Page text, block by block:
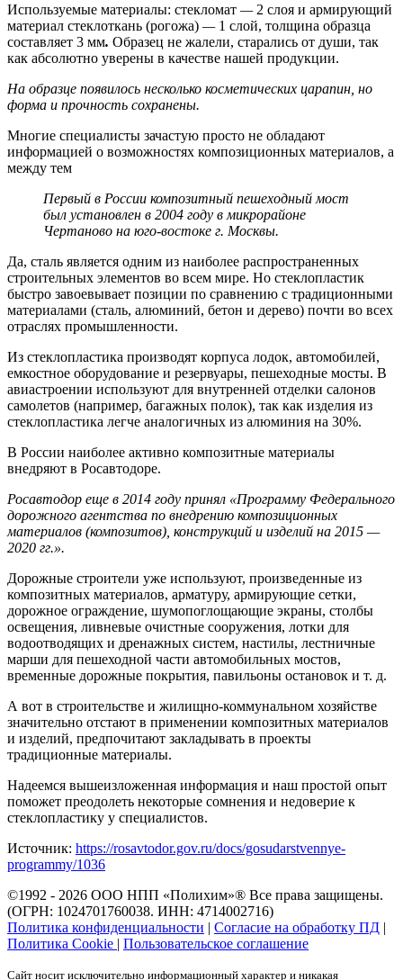
Используемые материалы: стекломат —2 слоя и армирующий
материал стеклоткань (рогожа) —1 слой, толщина образца
составляет 3 мм. Образец не жалели, старались от души, так
как абсолютно уверены в качестве нашей продукции.
На образце появилось несколько косметических царапин, но
форма и прочность сохранены.
Многие специалисты зачастую просто не обладают
информацией о возможностях композиционных материалов, а
между тем
Первый в России композитный пешеходный мост
был установлен в 2004 году в микрорайоне
Чертаново на юго-востоке г. Москвы.
Да, сталь является одним из наиболее распространенных
строительных элементов во всем мире. Но стеклопластик
быстро завоевывает позиции по сравнению с традиционными
материалами (сталь, алюминий, бетон и дерево) почти во всех
отраслях промышленности.
Из стеклопластика производят корпуса лодок, автомобилей,
емкостное оборудование и резервуары, пешеходные мосты. В
авиастроении используют для внутренней отделки салонов
самолетов (например, багажных полок), так как изделия из
стеклопластика легче аналогичных из алюминия на 30%.
В России наиболее активно композитные материалы
внедряют в Росавтодоре.
Росавтодор еще в 2014 году принял «Программу Федерального
дорожного агентства по внедрению композиционных
материалов (композитов), конструкций и изделий на 2015 —
2020 гг.».
Дорожные строители уже используют, произведенные из
композитных материалов, арматуру, армирующие сетки,
дорожное ограждение, шумопоглощающие экраны, столбы
освещения, ливневые очистные сооружения, лотки для
водоотводящих и дренажных систем, настилы, лестничные
марши для пешеходной части автомобильных мостов,
временные дорожные покрытия, павильоны остановок и т. д.
А вот в строительстве и жилищно-коммунальном хозяйстве
значительно отстают в применении композитных материалов
и изделий, предпочитают закладывать в проекты
традиционные материалы.
Надеемся вышеизложенная информация и наш простой опыт
поможет преодолеть некоторые сомнения и недоверие к
стеклопластику у специалистов.
Источник: https://rosavtodor.gov.ru/docs/gosudarstvennye-
programmy/1036
©1992 - 2026 ООО НПП «Полихим»® Все права защищены.
(ОГРН: 1024701760038. ИНН: 4714002716)
Политика конфиденциальности | Согласие на обработку ПД |
Политика Cookie | Пользовательское соглашение
Сайт носит исключительно информационный характер и никакая